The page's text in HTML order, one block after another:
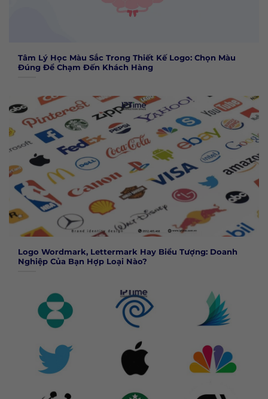
Tâm Lý Học Màu Sắc Trong Thiết Kế Logo: Chọn Màu
Đúng Để Chạm Đến Khách Hàng
Logo Wordmark, Lettermark Hay Biểu Tượng: Doanh
Nghiệp Của Bạn Hợp Loại Nào?